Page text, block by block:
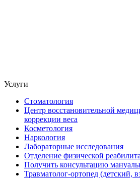
Услуги
Стоматология
Центр восстановительной
коррекции веса
Косметология
Наркология
Лабораторные исследования
Отделение физической
Получить консультацию
Травматолог-ортопед (детский,